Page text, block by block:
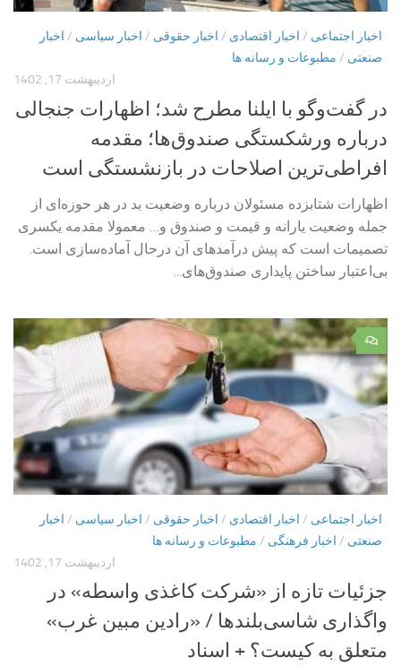
اخبار اجتماعی / اخبار اقتصادی / اخبار حقوقی / اخبار سیاسی / اخبار
صنعتی / مطبوعات و رسانه ها
اردیبهشت 17, 1402
در گفت‌وگو با ایلنا مطرح شد؛ اظهارات جنجالی
درباره ورشکستگی صندوق‌ها؛ مقدمه
افراطی‌ترین اصلاحات در بازنشستگی است
اظهارات شتابزده مسئولان درباره وضعیت بد در هر حوزه‌ای از
جمله وضعیت یارانه و قیمت و صندوق و… معمولا مقدمه یکسری
تصمیمات است که پیش درآمدهای آن درحال آماده‌سازی است.
بی‌اعتبار ساختن پایداری صندوق‌های...
۰
اخبار اجتماعی / اخبار اقتصادی / اخبار حقوقی / اخبار سیاسی / اخبار
صنعتی / اخبار فرهنگی / مطبوعات و رسانه ها
اردیبهشت 17, 1402
جزئیات تازه از «شرکت کاغذی واسطه» در
واگذاری شاسی‌بلندها / «رادین مبین غرب»
متعلق به کیست؟ + اسناد